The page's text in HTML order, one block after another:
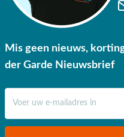
Mis geen nieuws,
der Garde Nieuwsbrief